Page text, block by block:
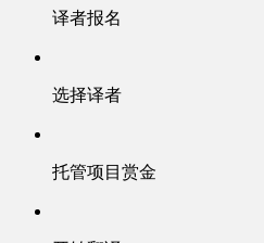
译者报名
选择译者
托管项目赏金